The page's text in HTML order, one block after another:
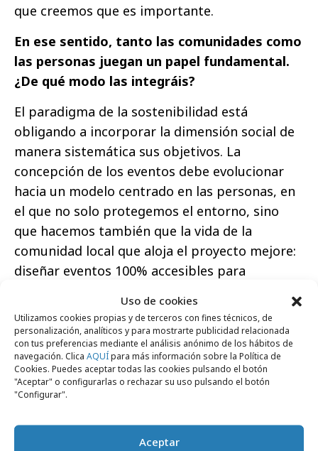
Uso de cookies
Utilizamos cookies propias y de terceros con fines técnicos, de
personalización, analíticos y para mostrarte publicidad relacionada
con tus preferencias mediante el análisis anónimo de los hábitos de
navegación. Clica AQUÍpara más información sobre la Política de
Cookies. Puedes aceptar todas las cookies pulsando el botón
"Aceptar" o configurarlas o rechazar su uso pulsando el botón
"Configurar".
Aceptar
que creemos que es importante.
En ese sentido, tanto las comunidades como
las personas juegan un papel fundamental.
¿De qué modo las integráis?
El paradigma de la sostenibilidad está
obligando a incorporar la dimensión social de
manera sistemática sus objetivos. La
concepción de los eventos debe evolucionar
hacia un modelo centrado en las personas, en
el que no solo protegemos el entorno, sino
que hacemos también que la vida de la
comunidad local que aloja el proyecto mejore:
diseñar eventos 100% accesibles para
diversidad y la inclusión en la gestión de los
recursos humanos, priorizar a los proveedores
locales y poner en valor el patrimonio, ya sea
cultural, gastronómico o arquitectónico de la
región donde está teniendo lugar el evento
como prioridad.